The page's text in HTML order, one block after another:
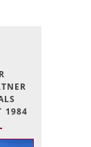
1984